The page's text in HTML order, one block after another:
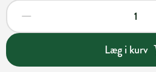
Læg i kurv